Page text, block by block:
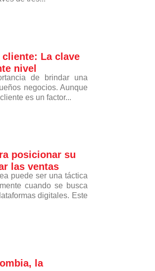
La clave
nivel
de brindar una
negocios. Aunque
es un factor...
posicionar su
las ventas
puede ser una táctica
cuando se busca
digitales. Este
la